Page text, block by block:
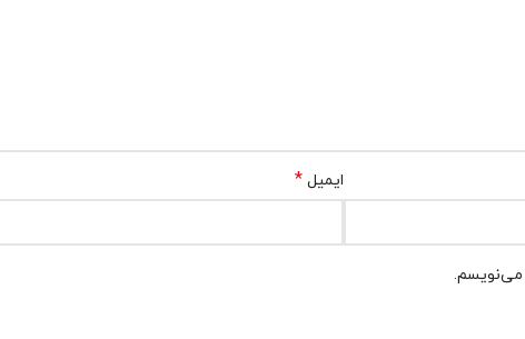
ایمیل *
می‌نویسم.